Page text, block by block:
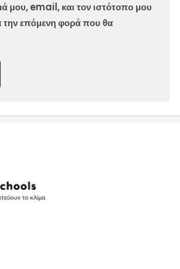
μου, email, και τον ιστότοπο μου
την επόμενη φορά που θα